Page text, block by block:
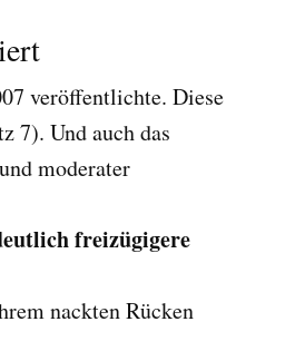
veröffentlichte. Diese
7). Und auch das
moderater
freizügigere
nackten Rücken